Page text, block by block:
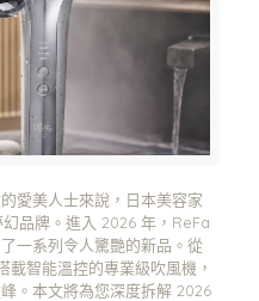
愛美人士來說，日本美容家
品牌。進入 2026 年，ReFa
一系列令人驚艷的新品。從
載智能溫控的專業級吹風機，
。本文將為您深度拆解 2026